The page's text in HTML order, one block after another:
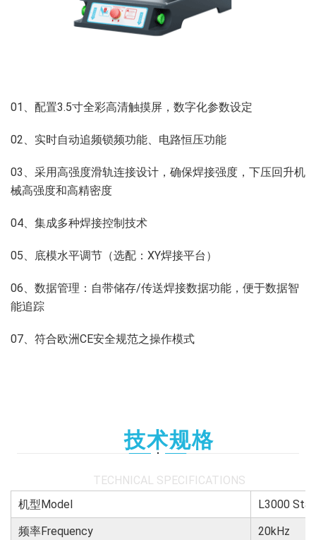
01、配置3.5⼨全彩⾼清触摸屏，数字化参数设定
02、实时自动追频锁频功能、电路恒压功能
03、采用高强度滑轨连接设计，确保焊接强度，下压回升机
械高强度和高精密度
04、集成多种焊接控制技术
05、底模水平调节（选配：XY焊接平台）
06、数据管理：自带储存/传送焊接数据功能，便于数据智
能追踪
07、符合欧洲CE安全规范之操作模式
技术规格
TECHNICAL SPECIFICATIONS
机型Model
L3000
频率Frequency
20kHz